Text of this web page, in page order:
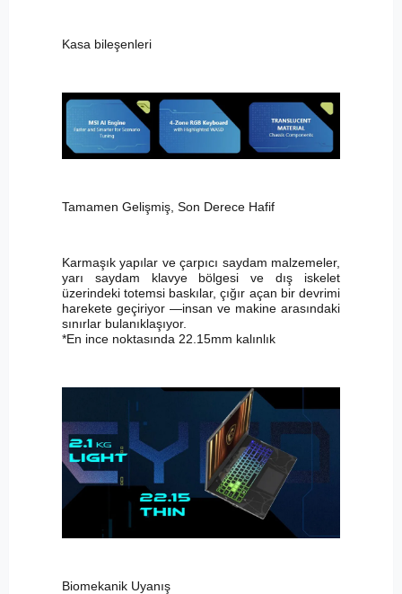
Kasa bileşenleri
Tamamen Gelişmiş, Son Derece Hafif
Karmaşık yapılar ve çarpıcı saydam malzemeler,
yarı saydam klavye bölgesi ve dış iskelet
üzerindeki totemsi baskılar, çığır açan bir devrimi
harekete geçiriyor —insan ve makine arasındaki
sınırlar bulanıklaşıyor.
*En ince noktasında 22.15mm kalınlık
Biomekanik Uyanış